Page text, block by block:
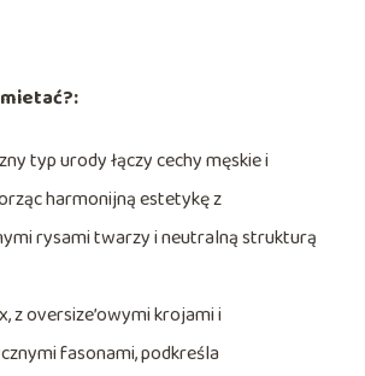
typ urody łączy cechy męskie i
harmonijną estetykę z
rysami twarzy i neutralną strukturą
z oversize’owymi krojami i
fasonami, podkreśla